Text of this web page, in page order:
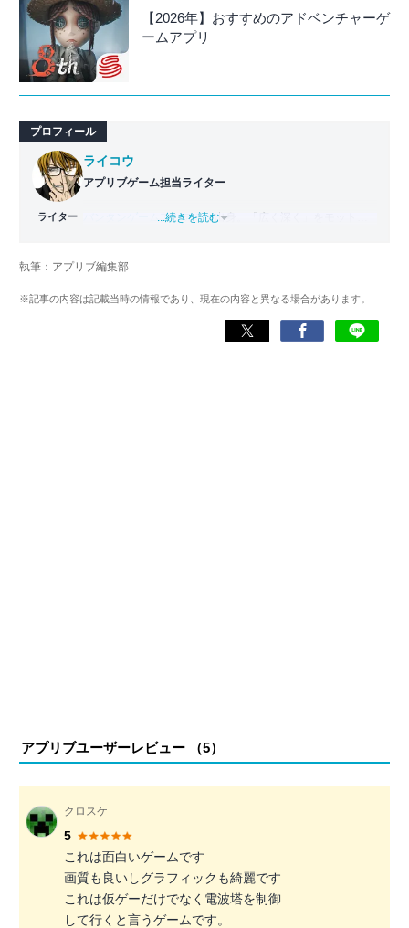
【2026年】おすすめのアドベンチャーゲ
ームアプリ
プロフィール
ライター
ライコウ
アプリブゲーム担当ライター
バンタンゲームアカデミー 出身。「広く深く」をモットー
ゲームだけでも1,000本以上。ゲーム開発者を目指した経験
くして面白さを引き出し、人々に伝えるためゲームライタ
...続きを読む
執筆：アプリブ編集部
※記事の内容は記載当時の情報であり、現在の内容と異なる場合があります。
アプリブユーザーレビュー （5）
クロスケ
5
これは面白いゲームです
画質も良いしグラフィックも綺麗です
これは仮ゲーだけでなく電波塔を制御
して行くと言うゲームです。